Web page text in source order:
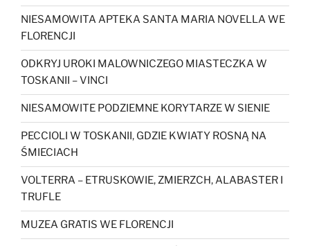
NIESAMOWITA APTEKA SANTA MARIA NOVELLA WE
FLORENCJI
ODKRYJ UROKI MALOWNICZEGO MIASTECZKA W
TOSKANII – VINCI
NIESAMOWITE PODZIEMNE KORYTARZE W SIENIE
PECCIOLI W TOSKANII, GDZIE KWIATY ROSNĄ NA
ŚMIECIACH
VOLTERRA – ETRUSKOWIE, ZMIERZCH, ALABASTER I
TRUFLE
MUZEA GRATIS WE FLORENCJI